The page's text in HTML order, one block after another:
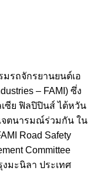
รถจักรยานยนต์เอ
– FAMI) ซึ่ง
เซีย ฟิลปิปินส์ ไต้หวัน
ตนารมณ์ร่วมกัน ใน
Road Safety
Committee
มะนิลา ประเทศ